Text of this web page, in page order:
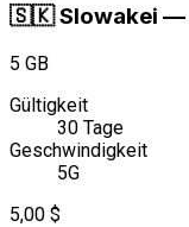
🇸🇰Slowakei —
5 GB
Gültigkeit
30 Tage
Geschwindigkeit
5G
5,00 $